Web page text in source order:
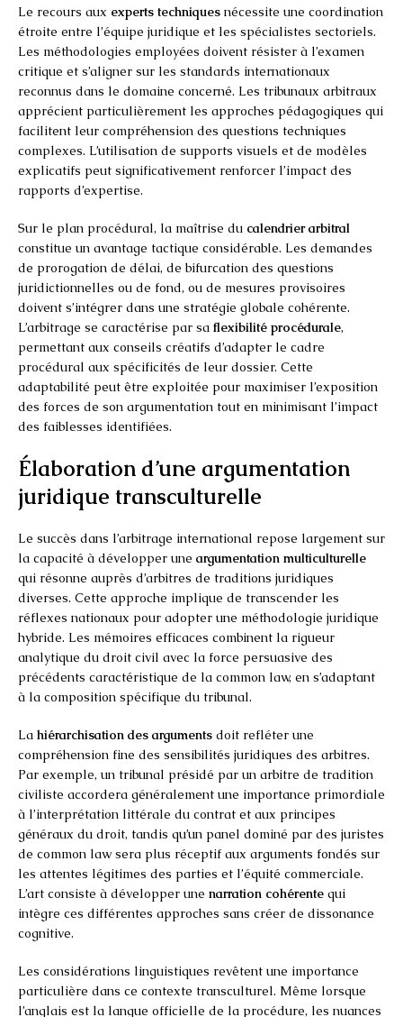
Le recours aux experts techniques nécessite une coordination
étroite entre l’équipe juridique et les spécialistes sectoriels.
Les méthodologies employées doivent résister à l’examen
critique et s’aligner sur les standards internationaux
reconnus dans le domaine concerné. Les tribunaux arbitraux
apprécient particulièrement les approches pédagogiques qui
facilitent leur compréhension des questions techniques
complexes. L’utilisation de supports visuels et de modèles
explicatifs peut significativement renforcer l’impact des
rapports d’expertise.
Sur le plan procédural, la maîtrise du calendrier arbitral
constitue un avantage tactique considérable. Les demandes
de prorogation de délai, de bifurcation des questions
juridictionnelles ou de fond, ou de mesures provisoires
doivent s’intégrer dans une stratégie globale cohérente.
L’arbitrage se caractérise par sa flexibilité procédurale,
permettant aux conseils créatifs d’adapter le cadre
procédural aux spécificités de leur dossier. Cette
adaptabilité peut être exploitée pour maximiser l’exposition
des forces de son argumentation tout en minimisant l’impact
des faiblesses identifiées.
Élaboration d’une argumentation
juridique transculturelle
Le succès dans l’arbitrage international repose largement sur
la capacité à développer une argumentation multiculturelle
qui résonne auprès d’arbitres de traditions juridiques
diverses. Cette approche implique de transcender les
réflexes nationaux pour adopter une méthodologie juridique
hybride. Les mémoires efficaces combinent la rigueur
analytique du droit civil avec la force persuasive des
précédents caractéristique de la common law, en s’adaptant
à la composition spécifique du tribunal.
La hiérarchisation des arguments doit refléter une
compréhension fine des sensibilités juridiques des arbitres.
Par exemple, un tribunal présidé par un arbitre de tradition
civiliste accordera généralement une importance primordiale
à l’interprétation littérale du contrat et aux principes
généraux du droit, tandis qu’un panel dominé par des juristes
de common law sera plus réceptif aux arguments fondés sur
les attentes légitimes des parties et l’équité commerciale.
L’art consiste à développer une narration cohérente qui
intègre ces différentes approches sans créer de dissonance
cognitive.
Les considérations linguistiques revêtent une importance
particulière dans ce contexte transculturel. Même lorsque
l’anglais est la langue officielle de la procédure, les nuances